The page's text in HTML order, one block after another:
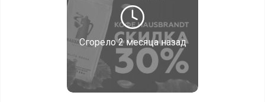
Сгорело2 месяца назад